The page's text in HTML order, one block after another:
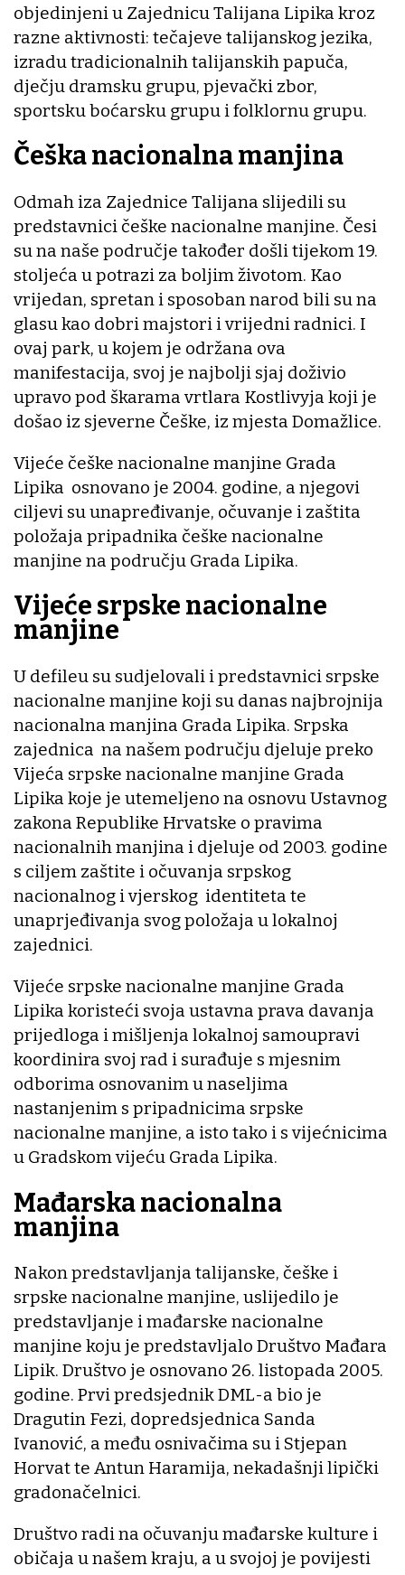
objedinjeni u Zajednicu Talijana Lipika kroz
razne aktivnosti: tečajeve talijanskog jezika,
izradu tradicionalnih talijanskih papuča,
dječju dramsku grupu, pjevački zbor,
sportsku boćarsku grupu i folklornu grupu.
Češka nacionalna manjina
Odmah iza Zajednice Talijana slijedili su
predstavnici češke nacionalne manjine. Česi
su na naše područje također došli tijekom 19.
stoljeća u potrazi za boljim životom. Kao
vrijedan, spretan i sposoban narod bili su na
glasu kao dobri majstori i vrijedni radnici. I
ovaj park, u kojem je održana ova
manifestacija, svoj je najbolji sjaj doživio
upravo pod škarama vrtlara Kostlivyja koji je
došao iz sjeverne Češke, iz mjesta Domažlice.
Vijeće češke nacionalne manjine Grada
Lipika osnovano je 2004. godine, a njegovi
ciljevi su unapređivanje, očuvanje i zaštita
položaja pripadnika češke nacionalne
manjine na području Grada Lipika.
Vijeće srpske nacionalne
manjine
U defileu su sudjelovali i predstavnici srpske
nacionalne manjine koji su danas najbrojnija
nacionalna manjina Grada Lipika. Srpska
zajednica na našem području djeluje preko
Vijeća srpske nacionalne manjine Grada
Lipika koje je utemeljeno na osnovu Ustavnog
zakona Republike Hrvatske o pravima
nacionalnih manjina i djeluje od 2003. godine
s ciljem zaštite i očuvanja srpskog
nacionalnog i vjerskog identiteta te
unaprjeđivanja svog položaja u lokalnoj
zajednici.
Vijeće srpske nacionalne manjine Grada
Lipika koristeći svoja ustavna prava davanja
prijedloga i mišljenja lokalnoj samoupravi
koordinira svoj rad i surađuje s mjesnim
odborima osnovanim u naseljima
nastanjenim s pripadnicima srpske
nacionalne manjine, a isto tako i s vijećnicima
u Gradskom vijeću Grada Lipika.
Mađarska nacionalna
manjina
Nakon predstavljanja talijanske, češke i
srpske nacionalne manjine, uslijedilo je
predstavljanje i mađarske nacionalne
manjine koju je predstavljalo Društvo Mađara
Lipik. Društvo je osnovano 26. listopada 2005.
godine. Prvi predsjednik DML-a bio je
Dragutin Fezi, dopredsjednica Sanda
Ivanović, a među osnivačima su i Stjepan
Horvat te Antun Haramija, nekadašnji lipički
gradonačelnici.
Društvo radi na očuvanju mađarske kulture i
običaja u našem kraju, a u svojoj je povijesti